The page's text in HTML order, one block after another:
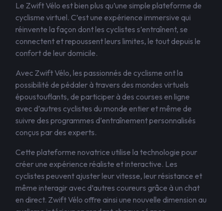
Le Zwift Vélo est bien plus qu’une simple plateforme de
cyclisme virtuel. C’est une expérience immersive qui
réinvente la façon dont les cyclistes s’entraînent, se
connectent et repoussent leurs limites, le tout depuis le
confort de leur domicile.
Avec Zwift Vélo, les passionnés de cyclisme ont la
possibilité de pédaler à travers des mondes virtuels
époustouflants, de participer à des courses en ligne
avec d’autres cyclistes du monde entier et même de
suivre des programmes d’entraînement personnalisés
conçus par des experts.
Cette plateforme novatrice utilise la technologie pour
créer une expérience réaliste et interactive. Les
cyclistes peuvent ajuster leur vitesse, leur résistance et
même interagir avec d’autres coureurs grâce à un chat
en direct. Zwift Vélo offre ainsi une nouvelle dimension au